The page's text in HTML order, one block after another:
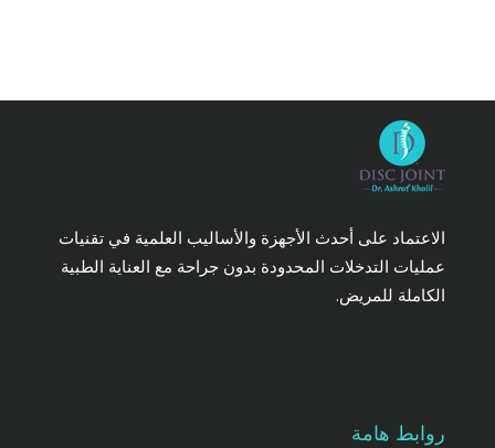
الاعتماد على أحدث الأجهزة والأساليب العلمية في تقنيات
عمليات التدخلات المحدودة بدون جراحة مع العناية الطبية
الكاملة للمريض.
روابط هامة